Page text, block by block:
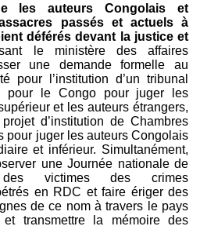
les auteurs Congolais et
passés et actuels à
déférés devant la justice et
le ministère des affaires
une demande formelle au
pour l’institution d’un tribunal
pour le Congo pour juger les
et les auteurs étrangers,
d’institution de Chambres
pour juger les auteurs Congolais
et inférieur. Simultanément,
une Journée nationale de
des victimes des crimes
en RDC et faire ériger des
de ce nom à travers le pays
transmettre la mémoire des